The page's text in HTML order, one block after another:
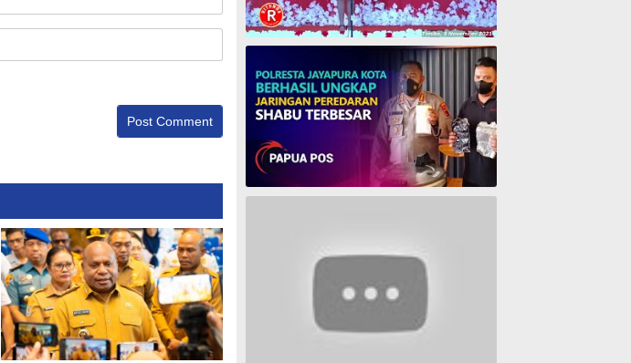
Cantika Manurung Raih Medali Emas di Pesparawi XIII se Tanah Papua
Polresta Jayapura Berhasil ungkap jaringan peredaran shabu terbesar